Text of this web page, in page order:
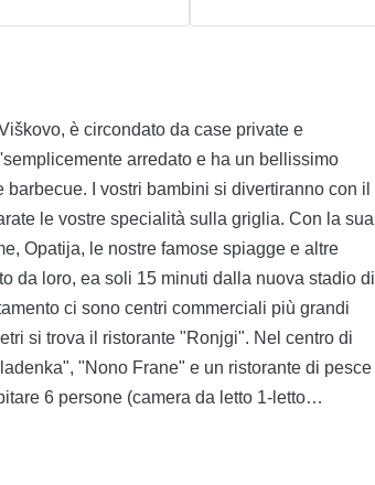
è circondato da case private e
arredato e ha un bellissimo
I vostri bambini si divertiranno con il
le vostre specialità sulla griglia. Con la sua
Opatija, le nostre famose spiagge e altre
da loro, ea soli 15 minuti dalla nuova stadio di
ci sono centri commerciali più grandi
si trova il ristorante "Ronjgi". Nel centro di
"Nono Frane" e un ristorante di pesce
6 persone (camera da letto 1-letto
bagno. L'appartamento è molto spazioso